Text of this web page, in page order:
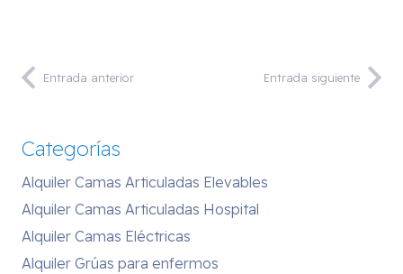
Entrada anterior Entrada siguiente
Categorías
Alquiler Camas Articuladas Elevables
Alquiler Camas Articuladas Hospital
Alquiler Camas Eléctricas
Alquiler Grúas para enfermos